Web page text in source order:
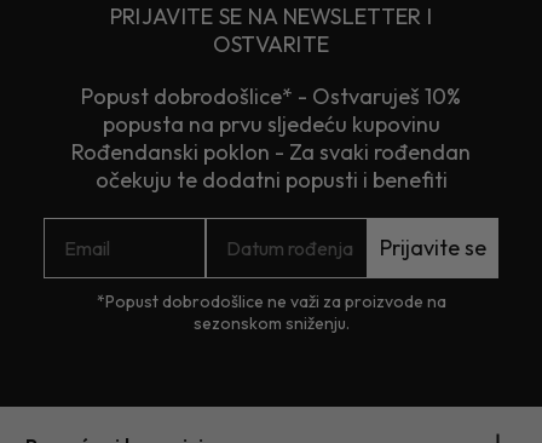
PRIJAVITE SE NA NEWSLETTER I
OSTVARITE
Popust dobrodošlice* - Ostvaruješ 10%
popusta na prvu sljedeću kupovinu
Rođendanski poklon - Za svaki rođendan
očekuju te dodatni popusti i benefiti
Prijavite se
*Popust dobrodošlice ne važi za proizvode na
sezonskom sniženju.